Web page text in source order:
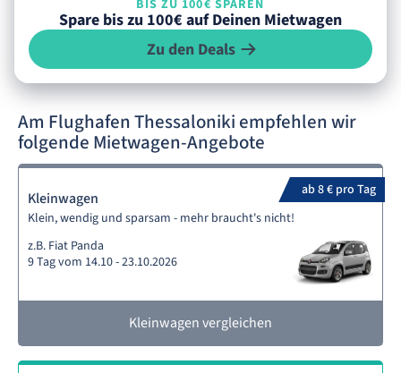
BIS ZU 100€ SPAREN
Spare bis zu 100€ auf Deinen Mietwagen
Zu den Deals
Am Flughafen Thessaloniki empfehlen wir
folgende Mietwagen-Angebote
ab 8 € pro Tag
Kleinwagen
Klein, wendig und sparsam - mehr braucht's nicht!
z.B. Fiat Panda
9 Tag vom 14.10 - 23.10.2026
Kleinwagen vergleichen